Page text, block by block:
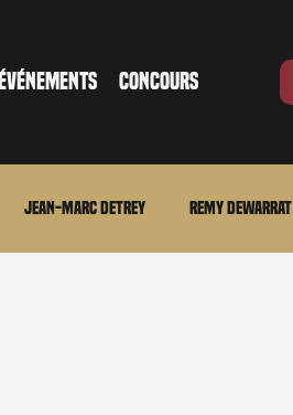
ÉVÉNEMENTS CONCOURS
Jean-Marc Detrey Remy Dewarrat